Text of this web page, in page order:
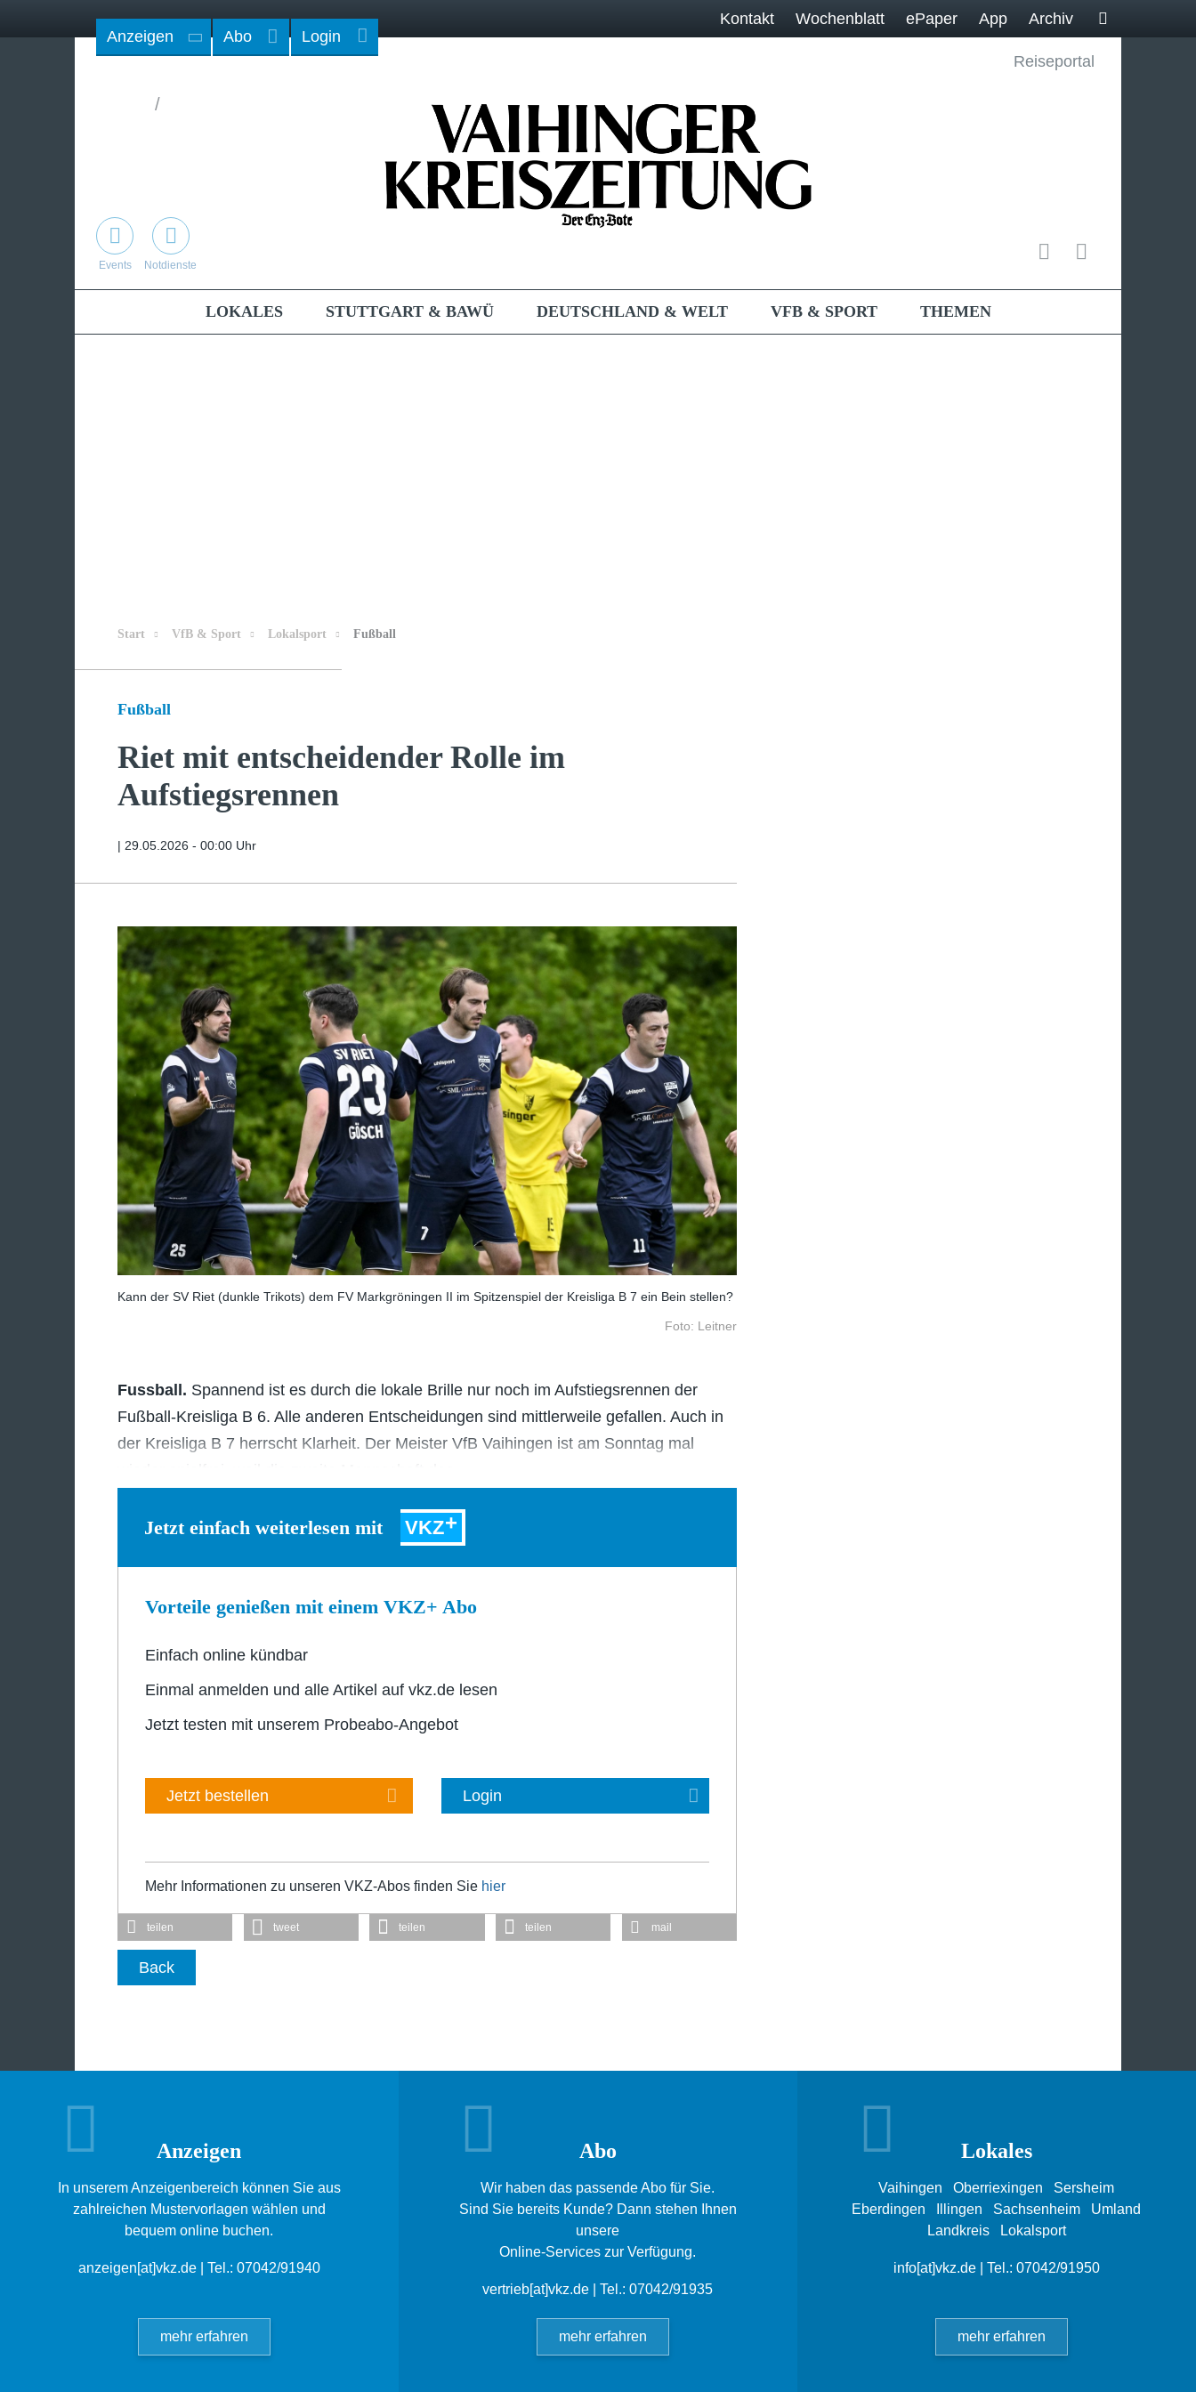
Anzeigen Abo Login
Kontakt Wochenblatt ePaper App Archiv
/
Reiseportal
Events Notdienste
LOKALES STUTTGART & BAWÜ DEUTSCHLAND & WELT VFB & SPORT THEMEN
Start VfB & Sport Lokalsport Fußball
Fußball
Riet mit entscheidender Rolle im
Aufstiegsrennen
| 29.05.2026 - 00:00 Uhr
Kann der SV Riet (dunkle Trikots) dem FV Markgröningen II im Spitzenspiel der Kreisliga B 7 ein Bein stellen?
Foto: Leitner
Fussball. Spannend ist es durch die lokale Brille nur noch im Aufstiegsrennen der
Fußball-Kreisliga B 6. Alle anderen Entscheidungen sind mittlerweile gefallen. Auch in
der Kreisliga B 7 herrscht Klarheit. Der Meister VfB Vaihingen ist am Sonntag mal
Jetzt einfach weiterlesen mit VKZ
Vorteile genießen mit einem VKZ+ Abo
Einfach online kündbar
Einmal anmelden und alle Artikel auf vkz.de lesen
Jetzt testen mit unserem Probeabo-Angebot
Jetzt bestellen Login
Mehr Informationen zu unseren VKZ-Abos finden Sie hier
teilen tweet teilen teilen mail
Back
Anzeigen
In unserem Anzeigenbereich können Sie aus
zahlreichen Mustervorlagen wählen und
bequem online buchen.
anzeigen[at]vkz.de| Tel.: 07042/91940
mehr erfahren
Abo
Wir haben das passende Abo für Sie.
Sind Sie bereits Kunde? Dann stehen Ihnen
unsere
Online-Services zur Verfügung.
vertrieb[at]vkz.de | Tel.: 07042/91935
mehr erfahren
Lokales
Vaihingen Oberriexingen
Sersheim
Eberdingen
Illingen Sachsenheim
Umland
Landkreis
Lokalsport
info[at]vkz.de| Tel.: 07042/91950
mehr erfahren